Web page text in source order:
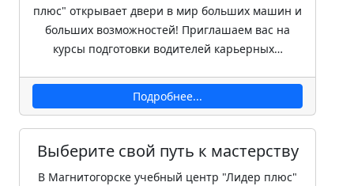
плюс" открывает двери в мир больших машин и
больших возможностей! Приглашаем вас на
курсы подготовки водителей карьерных…
Подробнее...
Выберите свой путь к мастерству
В Магнитогорске учебный центр "Лидер плюс"